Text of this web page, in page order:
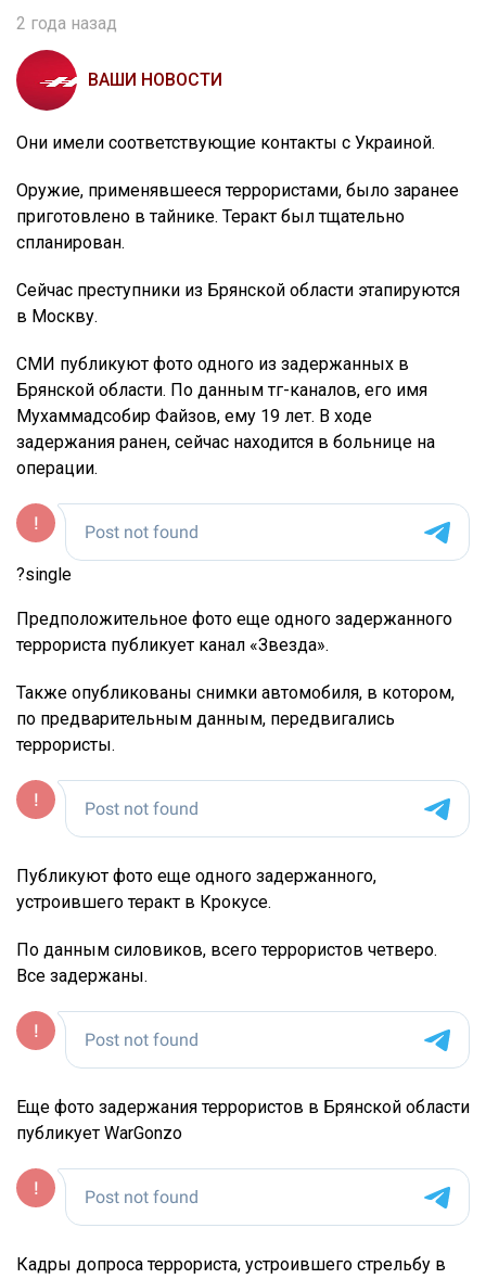
2 года назад
ВАШИ НОВОСТИ
Они имели соответствующие контакты с Украиной.
Оружие, применявшееся террористами, было заранее
приготовлено в тайнике. Теракт был тщательно
спланирован.
Сейчас преступники из Брянской области этапируются
в Москву.
СМИ публикуют фото одного из задержанных в
Брянской области. По данным тг-каналов, его имя
Мухаммадсобир Файзов, ему 19 лет. В ходе
задержания ранен, сейчас находится в больнице на
операции.
?single
Предположительное фото еще одного задержанного
террориста публикует канал «Звезда».
Также опубликованы снимки автомобиля, в котором,
по предварительным данным, передвигались
террористы.
Публикуют фото еще одного задержанного,
устроившего теракт в Крокусе.
По данным силовиков, всего террористов четверо.
Все задержаны.
Еще фото задержания террористов в Брянской области
публикует WarGonzo
Кадры допроса террориста, устроившего стрельбу в